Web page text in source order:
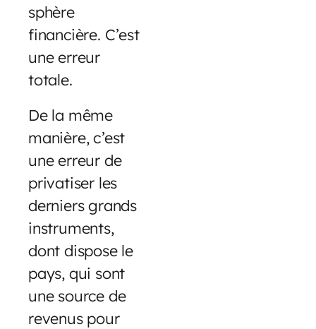
sphère
financière. C’est
une erreur
totale.
De la même
manière, c’est
une erreur de
privatiser les
derniers grands
instruments,
dont dispose le
pays, qui sont
une source de
revenus pour